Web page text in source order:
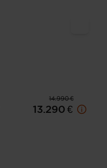
14.990 €
13.290 €